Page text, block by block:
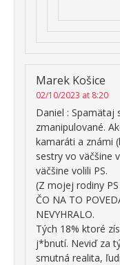
Marek Košice
02/10/2023 at 8:20
Daniel : Spamätaj
zmanipulované.
kamaráti a známi
sestry vo väčšine
väčšine volili PS.
(Z mojej rodiny
ČO NA TO
NEVYHRALO.
Tých 18% ktoré
j*bnutí. Neviď za
smutná realita,